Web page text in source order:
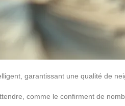
garantissant une qualité de
comme le confirment de